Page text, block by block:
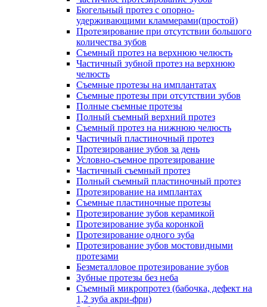
Бюгельный протез с опорно-
удерживающими кламмерами(простой)
Протезирование при отсутствии большого
количества зубов
Съемный протез на верхнюю челюсть
Частичный зубной протез на верхнюю
челюсть
Съемные протезы на имплантатах
Съемные протезы при отсутствии зубов
Полные съемные протезы
Полный съемный верхний протез
Съемный протез на нижнюю челюсть
Частичный пластиночный протез
Протезирование зубов за день
Условно-съемное протезирование
Частичный съемный протез
Полный съемный пластиночный протез
Протезирование на имплантах
Съемные пластиночные протезы
Протезирование зубов керамикой
Протезирование зуба коронкой
Протезирование одного зуба
Протезирование зубов мостовидными
протезами
Безметалловое протезирование зубов
Зубные протезы без неба
Съемный микропротез (бабочка, дефект на
1,2 зуба акри-фри)